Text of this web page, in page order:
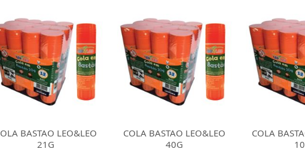
BASTAO LEO&LEO
40G
COLA BASTAO LEO&LEO
10G
COLA